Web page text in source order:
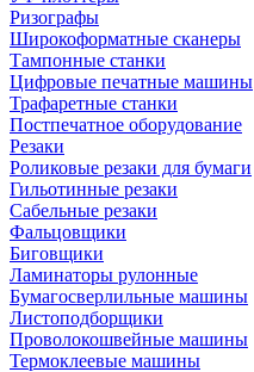
Ризографы
Широкоформатные сканеры
Тампонные станки
Цифровые печатные машины
Трафаретные станки
Постпечатное оборудование
Резаки
Роликовые резаки для бумаги
Гильотинные резаки
Сабельные резаки
Фальцовщики
Биговщики
Ламинаторы рулонные
Бумагосверлильные машины
Листоподборщики
Проволокошвейные машины
Термоклеевые машины